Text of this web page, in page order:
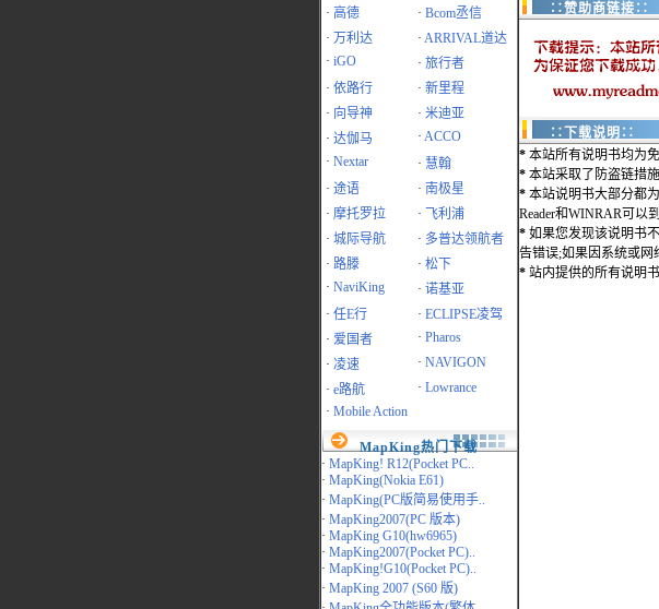
· 高德 · Bcom丞信
· 万利达 · ARRIVAL道达
· iGO · 旅行者
· 依路行 · 新里程
· 向导神 · 米迪亚
· 达伽马 · ACCO
· Nextar · 慧翰
· 途语 · 南极星
· 摩托罗拉 ·
飞利浦
· 城际导航 · 多普达领航者
· 路滕 · 松下
· NaviKing · 诺基亚
· 任E行 · ECLIPSE凌驾
· 爱国者 · Pharos
· 凌速 · NAVIGON
· e路航 · Lowrance
· Mobile Action
MapKing热门下载
· MapKing! R12(Pocket PC..
· MapKing(Nokia E61)
· MapKing(PC版简易使用手..
· MapKing2007(PC 版本)
· MapKing G10(hw6965)
· MapKing2007(Pocket PC)..
· MapKing!G10(Pocket PC)..
· MapKing 2007 (S60 版)
∷赞助商链接∷
∷下载说明∷
* 本站所有说明书均为
* 本站采取了防盗链措
* 本站说明书大部分都
Reader和WINRAR可以
* 如果您发现该说明书
告错误;如果因系统或网
* 站内提供的所有说明